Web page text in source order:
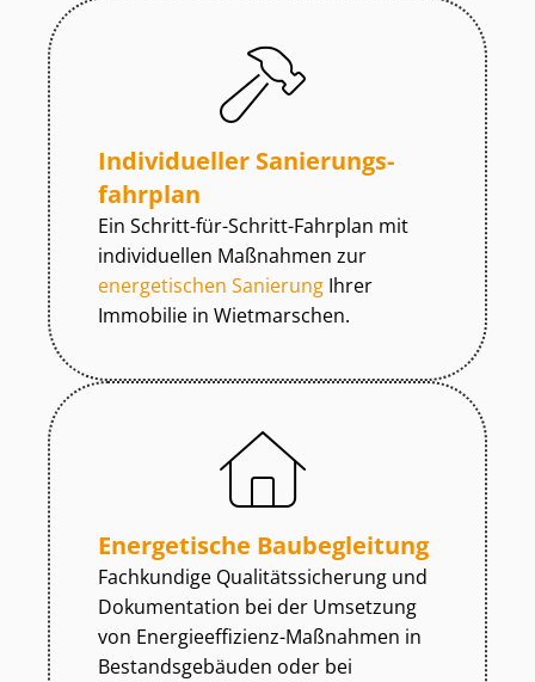
Individueller Sa­nie­rungs­
fahr­plan
Ein Schritt-für-Schritt-Fahrplan mit
individuellen Maßnahmen zur
energetischen Sanierung Ihrer
Immobilie in Wietmarschen.
Energetische Baubegleitung
Fachkundige Qua­li­täts­si­che­rung und
Dokumentation bei der Umsetzung
von En­er­gie­ef­fi­zi­enz-Maßnahmen in
Be­stands­ge­bäu­den oder bei